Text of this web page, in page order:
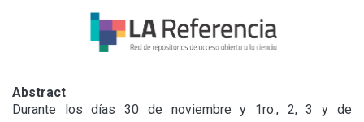
Abstract
Durante los días 30 de noviembre y 1ro., 2, 3 y de